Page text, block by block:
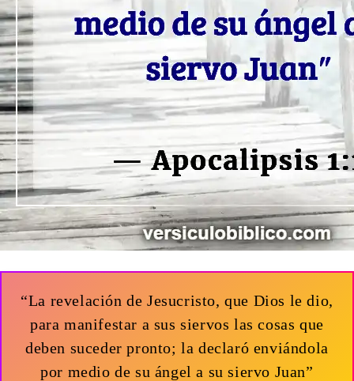
“La revelación de Jesucristo, que Dios le dio,
para manifestar a sus siervos las cosas que
deben suceder pronto; la declaró enviándola
por medio de su ángel a su siervo Juan”